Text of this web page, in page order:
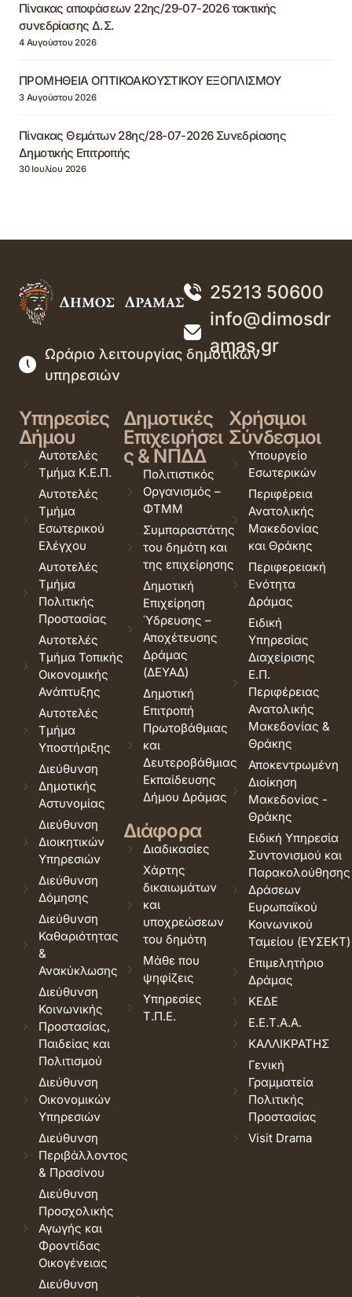
Πίνακας αποφάσεων 22ης/29-07-2026 τακτικής
συνεδρίασης Δ.Σ.
4 Αυγούστου 2026
ΠΡΟΜΗΘΕΙΑ ΟΠΤΙΚΟΑΚΟΥΣΤΙΚΟΥ ΕΞΟΠΛΙΣΜΟΥ
3 Αυγούστου 2026
Πίνακας Θεμάτων 28ης/28-07-2026 Συνεδρίασης
Δημοτικής Επιτροπής
30 Ιουλίου 2026
25213 50600
info@dimosdr
amas.gr
Ωράριο λειτουργίας δημοτικών
υπηρεσιών
Υπηρεσίες
Δήμου
Αυτοτελές
Τμήμα Κ.Ε.Π.
Αυτοτελές
Τμήμα
Εσωτερικού
Ελέγχου
Αυτοτελές
Τμήμα
Πολιτικής
Προστασίας
Αυτοτελές
Τμήμα Τοπικής
Οικονομικής
Ανάπτυξης
Αυτοτελές
Τμήμα
Υποστήριξης
Διεύθυνση
Δημοτικής
Αστυνομίας
Διεύθυνση
Διοικητικών
Υπηρεσιών
Διεύθυνση
Δόμησης
Διεύθυνση
Καθαριότητας
&
Ανακύκλωσης
Διεύθυνση
Κοινωνικής
Προστασίας,
Παιδείας και
Πολιτισμού
Διεύθυνση
Οικονομικών
Υπηρεσιών
Διεύθυνση
Περιβάλλοντος
& Πρασίνου
Διεύθυνση
Προσχολικής
Αγωγής και
Φροντίδας
Οικογένειας
Διεύθυνση
Δημοτικές
Επιχειρήσει
ς & ΝΠΔΔ
Πολιτιστικός
Οργανισμός –
ΦΤΜΜ
Συμπαραστάτης
του δημότη και
της επιχείρησης
Δημοτική
Επιχείρηση
Ύδρευσης –
Αποχέτευσης
Δράμας
(ΔΕΥΑΔ)
Δημοτική
Επιτροπή
Πρωτοβάθμιας
και
Δευτεροβάθμιας
Εκπαίδευσης
Δήμου Δράμας
Διάφορα
Διαδικασίες
Χάρτης
δικαιωμάτων
και
υποχρεώσεων
του δημότη
Μάθε που
ψηφίζεις
Υπηρεσίες
Τ.Π.Ε.
Χρήσιμοι
Σύνδεσμοι
Υπουργείο
Εσωτερικών
Περιφέρεια
Ανατολικής
Μακεδονίας
και Θράκης
Περιφερειακή
Ενότητα
Δράμας
Ειδική
Υπηρεσίας
Διαχείρισης
Ε.Π.
Περιφέρειας
Ανατολικής
Μακεδονίας &
Θράκης
Αποκεντρωμένη
Διοίκηση
Μακεδονίας -
Θράκης
Ειδική Υπηρεσία
Συντονισμού και
Παρακολούθησης
Δράσεων
Ευρωπαϊκού
Κοινωνικού
Ταμείου (ΕΥΣΕΚΤ)
Επιμελητήριο
Δράμας
ΚΕΔΕ
Ε.Ε.Τ.Α.Α.
ΚΑΛΛΙΚΡΑΤΗΣ
Γενική
Γραμματεία
Πολιτικής
Προστασίας
Visit Drama